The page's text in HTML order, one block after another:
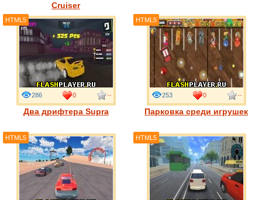
Cruiser
Два дрифтера Supra
286 0 --
HTML5
Парковка среди игрушек
253 0 --
HTML5
HTML5 HTML5